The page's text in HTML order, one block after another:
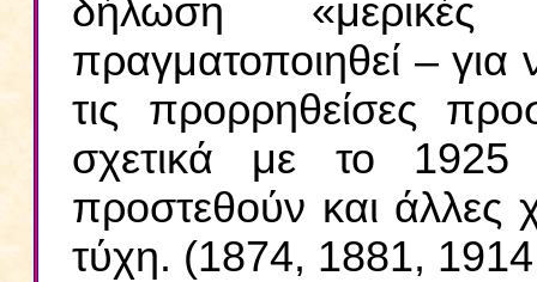
δήλωση
πραγματοποιηθεί – για
τις προρρηθείσες
σχετικά με το
προστεθούν και άλλες
τύχη. (1874, 1881,